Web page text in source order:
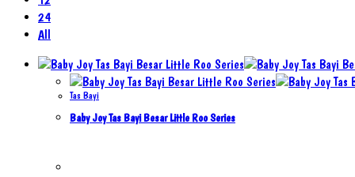
24
All
Tas Bayi
Baby Joy Tas Bayi Besar Little Roo Series